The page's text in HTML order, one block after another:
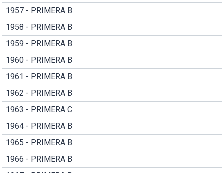
1957 - PRIMERA B
1958 - PRIMERA B
1959 - PRIMERA B
1960 - PRIMERA B
1961 - PRIMERA B
1962 - PRIMERA B
1963 - PRIMERA C
1964 - PRIMERA B
1965 - PRIMERA B
1966 - PRIMERA B